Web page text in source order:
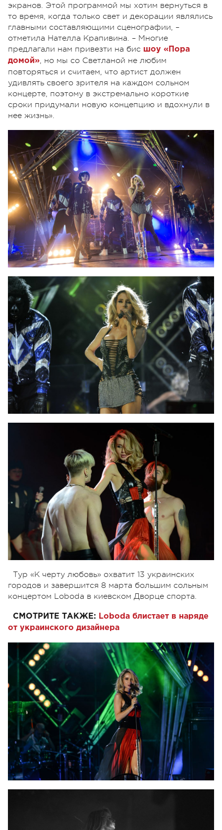
экранов. Этой программой мы хотим вернуться в
то время, когда только свет и декорации являлись
главными составляющими сценографии, –
отметила Нателла Крапивина. – Многие
предлагали нам привезти на бис шоу «Пора
домой», но мы со Светланой не любим
повторяться и считаем, что артист должен
удивлять своего зрителя на каждом сольном
концерте, поэтому в экстремально короткие
сроки придумали новую концепцию и вдохнули в
нее жизнь».
Тур «К черту любовь» охватит 13 украинских
городов и завершится 8 марта большим сольным
концертом Loboda в киевском Дворце спорта.
СМОТРИТЕ ТАКЖЕ: Loboda блистает в наряде
от украинского дизайнера